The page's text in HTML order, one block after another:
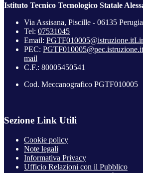
Istituto Tecnico Tecnologico Statale
Via Assisana, Piscille - 06135 Perugia
Tel: 07531045
Email: PGTF010005@istruzione.it
PEC: PGTF010005@pec.istruzione.it
mail
C.F.: 80005450541
Cod. Meccanografico PGTF010005
Sezione Link Utili
Cookie policy
Note legali
Informativa Privacy
Ufficio Relazioni con il Pubblico